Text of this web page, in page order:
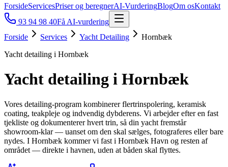
ForsideServicesPriser og beregnerAI-VurderingBlogOm osKontakt
93 94 98 40Få AI-vurdering
Forside
Services Yacht Detailing
Hornbæk
Yacht detailing i Hornbæk
Yacht detailing i Hornbæk
Vores detailing-program kombinerer flertrinspolering, keramisk
coating, teakpleje og indvendig dybderens. Vi arbejder efter en fast
tjekliste og dokumenterer hvert trin, så din yacht fremstår
showroom-klar — uanset om den skal sælges, fotograferes eller bare
nydes. I Hornbæk kommer vi fast i Hornbæk Havn og resten af
området — direkte i havnen, uden at båden skal flyttes.